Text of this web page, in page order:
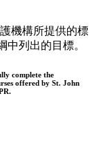
機構所提供的標
列出的目標。
complete the
offered by St. John